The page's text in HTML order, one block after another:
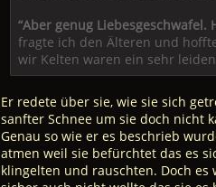
“Aber genug
fragte ich den Älteren und
wir Kelten waren ein sehr
Er redete über sie, wie sie sich
sanfter Schnee um sie doch nicht
Genau so wie er es beschrieb
atmen weil sie befürchtet das es
klingelten und rauschten. Doch